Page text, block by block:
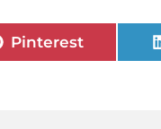
Pinterest